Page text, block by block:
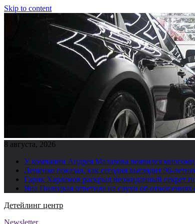
Skip to content
8 августа, 2026
У компании Андрея Малахова появился
Лещенко показал, как сегодня выглядит 96-
Гарик Харламов раскрыл неожиданный секрет
Яна Пилецкая ответила на слухи об отношениях
Детейлинг центр
Newsletter